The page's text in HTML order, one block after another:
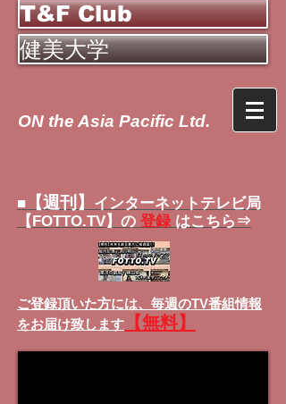
T&F Club
健美大学
ON the Asia Pacific Ltd.
■ 【週刊】
インターネットテレビ局
【FOTTO.TV】の 登録 はこちら⇒
ご登録頂いた方には、 毎週のTV番組情報
をお届け致します
【無料】